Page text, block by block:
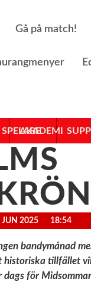
Gå på match!
AKADEMI
JUN 2025 18:54
bandymånad
historiska tillfället
för